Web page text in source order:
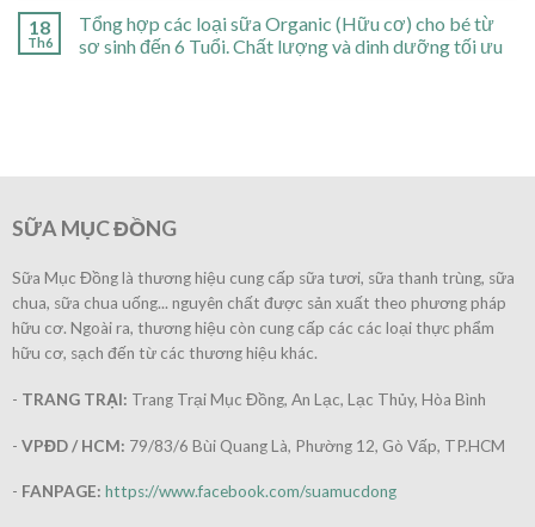
18
Th6
Tổng hợp các loại sữa Organic (Hữu cơ) cho bé từ
sơ sinh đến 6 Tuổi. Chất lượng và dinh dưỡng tối ưu
SỮA MỤC ĐỒNG
Sữa Mục Đồng là thương hiệu cung cấp sữa tươi, sữa thanh trùng, sữa
chua, sữa chua uống... nguyên chất được sản xuất theo phương pháp
hữu cơ. Ngoài ra, thương hiệu còn cung cấp các các loại thực phẩm
hữu cơ, sạch đến từ các thương hiệu khác.
- TRANG TRẠI: Trang Trại Mục Đồng, An Lạc, Lạc Thủy, Hòa Bình
- VPĐD / HCM: 79/83/6 Bùi Quang Là, Phường 12, Gò Vấp, TP.HCM
- FANPAGE: https://www.facebook.com/suamucdong